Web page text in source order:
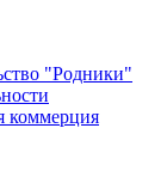
"Родники"
коммерция